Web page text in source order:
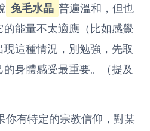
兔毛水晶 普遍溫和，但也
能量不太適應（比如感覺
這種情況，別勉強，先取
身體感受最重要。（提及
你有特定的宗教信仰，對某